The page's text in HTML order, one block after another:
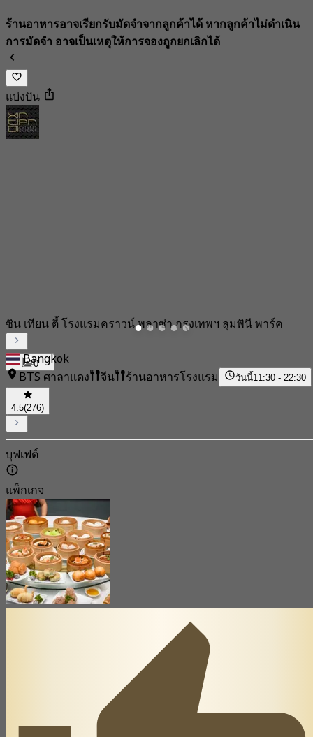
ร้านอาหารอาจเรียกรับมัดจำจากลูกค้าได้ หากลูกค้าไม่ดำเนิน
การมัดจำ อาจเป็นเหตุให้การจองถูกยกเลิกได้
แบ่งปัน
0
ซิน เทียน ตี้ โรงแรมคราวน์ พลาซ่า กรุงเทพฯ ลุมพินี พาร์ค
Bangkok
BTS ศาลาแดง
จีน ร้านอาหารโรงแรม วันนี้11:30 - 22:30
4.5(276)
บุฟเฟต์
แพ็กเกจ